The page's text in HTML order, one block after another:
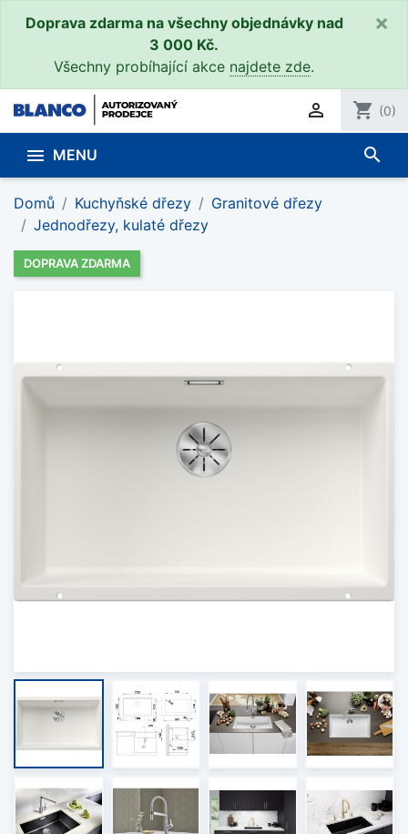
Doprava zdarma na všechny objednávky nad
3 000 Kč.
Všechny probíhající akce najdete zde.
×
 shopping_cart (0)
 MENU search
Domů Kuchyňské dřezy
Granitové dřezy
Jednodřezy, kulaté dřezy
DOPRAVA ZDARMA